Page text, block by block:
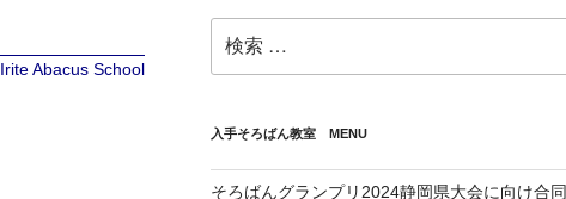
Irite Abacus School
索:
入手そろばん教室 MENU
そろばんグランプリ2024静岡県大会に向け合